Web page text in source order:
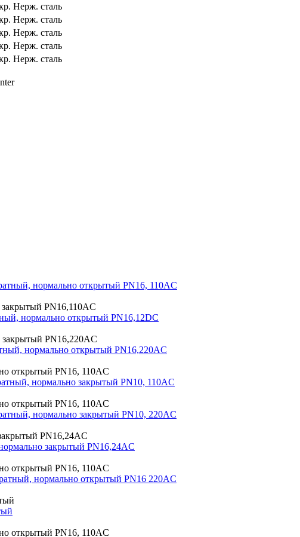
Нерж. сталь
Нерж. сталь
Нерж. сталь
Нерж. сталь
Нерж. сталь
нормально открытый PN16, 110AC
нормально открытый PN16,12DC
нормально открытый PN16,220AC
нормально закрытый PN10, 110AC
нормально закрытый PN10, 220AC
закрытый PN16,24AC
нормально открытый PN16 220AC